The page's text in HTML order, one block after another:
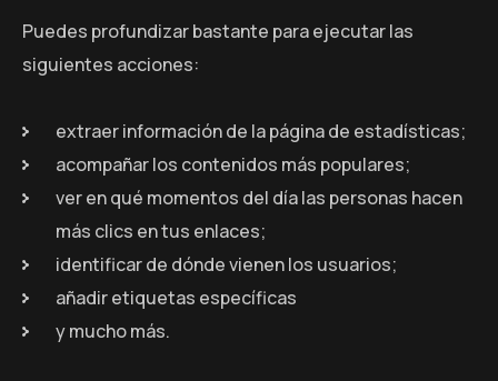
Puedes profundizar bastante para ejecutar las
siguientes acciones:
extraer información de la página de estadísticas;
acompañar los contenidos más populares;
ver en qué momentos del día las personas hacen
más clics en tus enlaces;
identificar de dónde vienen los usuarios;
añadir etiquetas específicas
y mucho más.